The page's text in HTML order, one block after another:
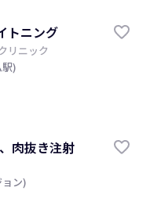
トニング
リニック
)
肉抜き注射
ン)